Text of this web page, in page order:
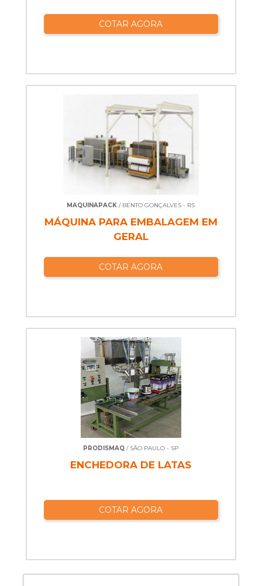
COTAR AGORA
MAQUINAPACK / BENTO GONÇALVES - RS
MÁQUINA PARA EMBALAGEM EM
GERAL
COTAR AGORA
PRODISMAQ / SÃO PAULO - SP
ENCHEDORA DE LATAS
COTAR AGORA